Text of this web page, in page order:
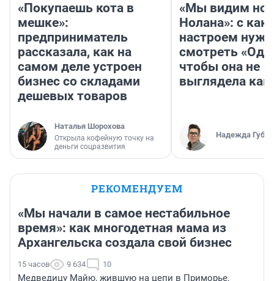
«Покупаешь кота в
мешке»:
предприниматель
рассказала, как на
самом деле устроен
бизнес со складами
дешевых товаров
Наталья Шорохова
Открыла кофейную точку на
деньги соцразвития
«Мы видим
Нолана»: с
настроем
смотреть
чтобы она не
выглядела как
Надежда
РЕКОМЕНДУЕМ
«Мы начали в самое нестабильное
время»: как многодетная мама из
Архангельска создала свой бизнес
15 часов 9 634 10
Медведицу Майю, жившую на цепи в Приморье,